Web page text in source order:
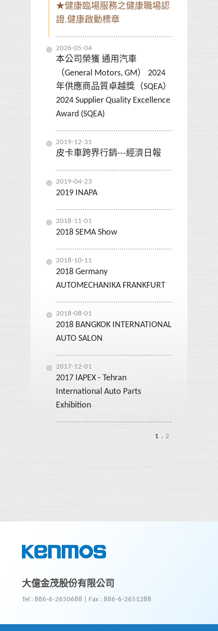
★健康臨場服務之健康職場認
證.健康啟動標章
2026-05-04
本公司榮獲 通用汽車
（General Motors, GM） 2024
年供應商品質卓越獎（SQEA）
2024 Supplier Quality Excellence
Award (SQEA)
2019-12-31
皮卡車跨界行銷---經濟日報
2019-04-23
2019 INAPA
2018-11-01
2018 SEMA Show
2018-10-11
2018 Germany
AUTOMECHANIKA FRANKFURT
2018-08-01
2018 BANGKOK INTERNATIONAL
AUTO SALON
2017-12-01
2017 IAPEX - Tehran
International Auto Parts
Exhibition
1 . 2
大億金茂股份有限公司
Tel : 886-6-2650688 Fax : 886-6-2651288